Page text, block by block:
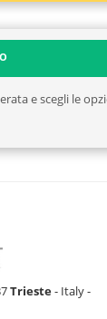
e scegli le
Trieste- Italy -